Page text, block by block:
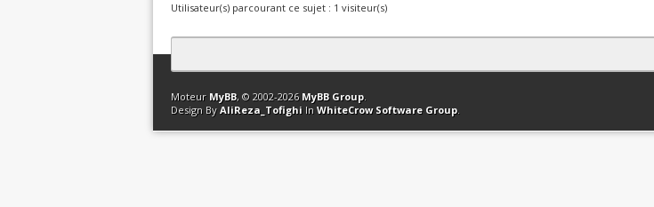
Utilisateur(s) parcourant ce sujet : 1 visiteur(s)
Contact Club Affiliation Retourner en haut Version bas-débit (Archivé) Syndication RSS
Moteur MyBB, © 2002-2026 MyBB Group.
Design By AliReza_Tofighi In WhiteCrow Software Group.